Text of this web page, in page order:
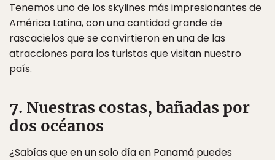
Tenemos uno de los skylines más impresionantes de
América Latina, con una cantidad grande de
rascacielos que se convirtieron en una de las
atracciones para los turistas que visitan nuestro
país.
7. Nuestras costas, bañadas por
dos océanos
¿Sabías que en un solo día en Panamá puedes